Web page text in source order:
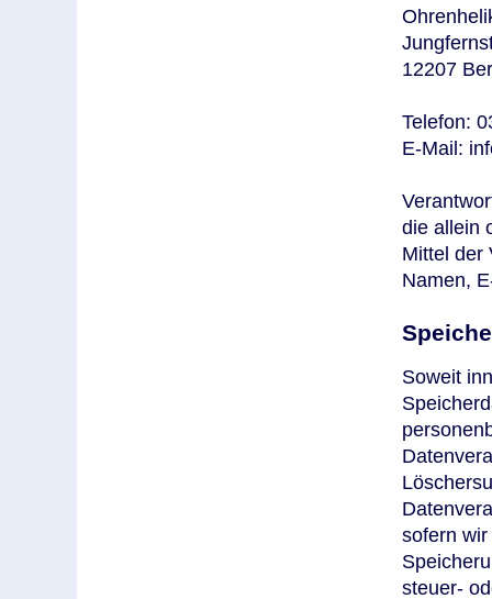
12207
Telefon:
E-Mail:
die allein
Mittel der
Namen,
Soweit
sofern
steuer-